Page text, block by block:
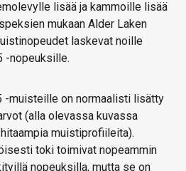
lisää ja kammoille lisää
mukaan Alder Laken
laskevat noille
-nopeuksille.
-muisteille on normaalisti lisätty
(alla olevassa kuvassa
muistiprofiileita).
toki toimivat nopeammin
nopeuksilla, mutta se on